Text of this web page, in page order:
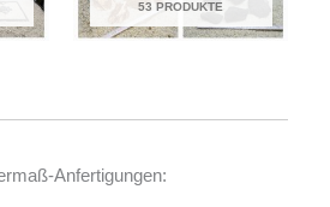
53 PRODUKTE
Anfertigungen: